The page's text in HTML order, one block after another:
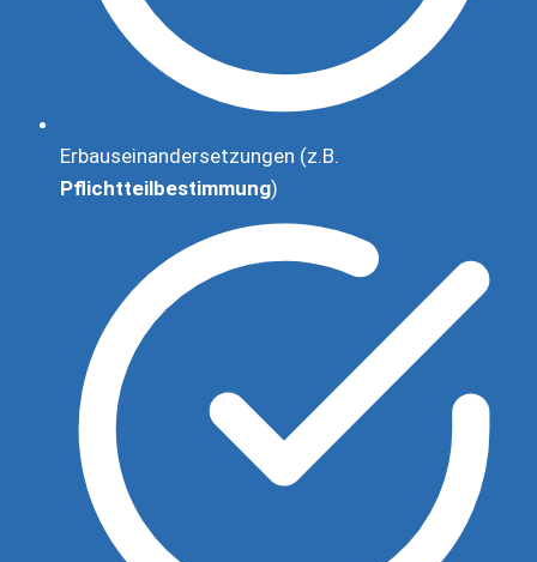
Erbauseinandersetzungen (z.B.
Pflichtteilbestimmung)